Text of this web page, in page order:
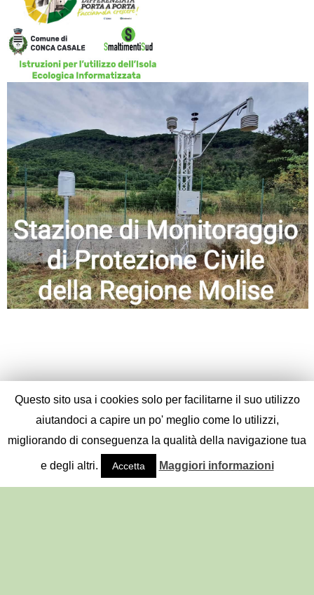
Questo sito usa i cookies solo per facilitarne il suo utilizzo
aiutandoci a capire un po' meglio come lo utilizzi,
migliorando di conseguenza la qualità della navigazione tua
e degli altri. Accetta Maggiori informazioni